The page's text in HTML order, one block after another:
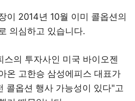
이 2014년 10월 이미 콜옵션의
의심하고 있습니다.
스의 투자사인 미국 바이오젠
온 고한승 삼성에피스 대표가
콜옵션 행사 가능성이 있다"고